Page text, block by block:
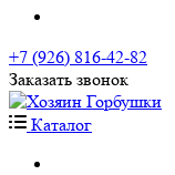
+7 (926) 816-42-82
Заказать звонок
Каталог